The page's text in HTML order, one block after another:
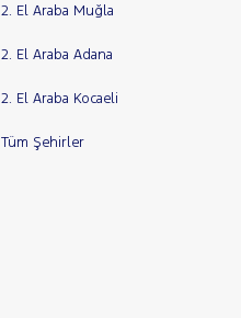
2. El Araba Muğla
2. El Araba Adana
2. El Araba Kocaeli
Tüm Şehirler